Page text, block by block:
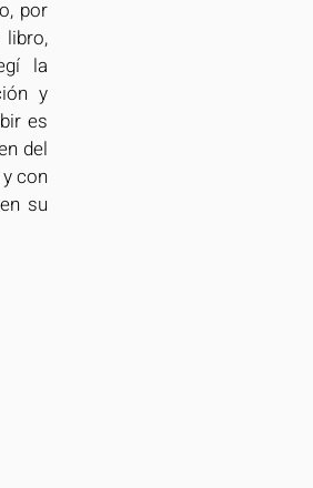
por
la
y
es
del
con
su